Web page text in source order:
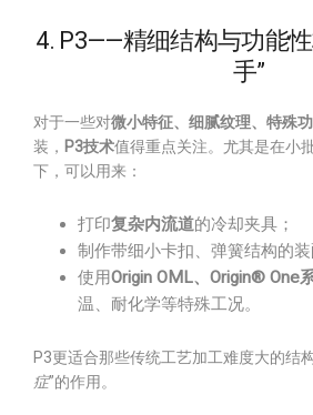
4. P3——精细结构与功能
手”
对于一些对微小特征、细腻纹理、特殊
装， P3技术值得重点关注。尤其是在小
下，可以用来：
打印复杂内流道的冷却夹具；
制作带细小卡扣、弹簧结构的装
使用Origin OML、Origin® One
温、耐化学等特殊工况。
P3更适合那些传统工艺加工难度大的结
症”的作用。